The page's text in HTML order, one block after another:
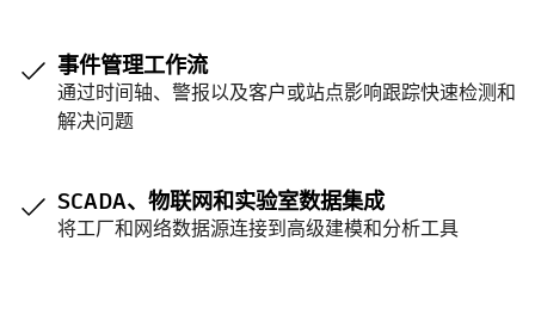
事件管理工作流
通过时间轴、警报以及客户或站点影响跟踪快速检测和
解决问题
SCADA、物联网和实验室数据集成
将工厂和网络数据源连接到高级建模和分析工具